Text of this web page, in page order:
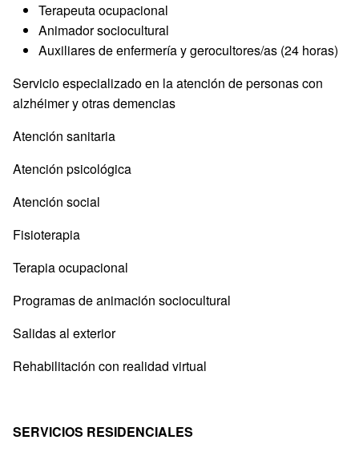
Terapeuta ocupacional
Animador sociocultural
Auxiliares de enfermería y gerocultores/as (24 horas)
Servicio especializado en la atención de personas con
alzhéimer y otras demencias
Atención sanitaria
Atención psicológica
Atención social
Fisioterapia
Terapia ocupacional
Programas de animación sociocultural
Salidas al exterior
Rehabilitación con realidad virtual
SERVICIOS RESIDENCIALES